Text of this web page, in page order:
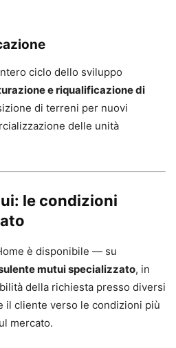
ciclo dello sviluppo
e riqualificazione di
di terreni per nuovi
delle unità
le condizioni
è disponibile — su
mutui specializzato, in
della richiesta presso diversi
il cliente verso le condizioni più
mercato.